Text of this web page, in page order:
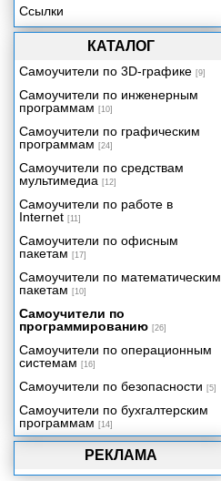
РЕКЛАМА
Ссылки
Работа со строками
Подпрограммы и функции
Пакеты, библиотеки, модули
Объектно-ориентированное
программирование в языке Perl
Запуск интерпретатора и режим
отладки
Язык Perl и CGI-
программирование
Ресурсы Perl
КАТАЛОГ
Самоучители по 3D-графике [9]
Самоучители по инженерным
программам [10]
Самоучители по графическим
программам [24]
Самоучители по средствам
мультимедиа [12]
Самоучители по работе в
Internet [11]
Самоучители по офисным
пакетам [17]
Самоучители по математическим
пакетам [10]
Самоучители по
программированию [26]
Самоучители по операционным
системам [16]
Самоучители по безопасности [5]
Самоучители по бухгалтерским
программам [14]